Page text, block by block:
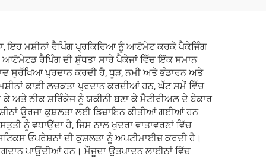
ਇਹ ਮਸ਼ੀਨਾਂ ਰੈਪਿੰਗ ਪ੍ਰਕਿਰਿਆ ਨੂੰ ਆਟੋਮੇਟ ਕਰਕੇ ਪੈਕੇਜਿੰਗ
ਰੈਪਿੰਗ ਦੀ ਸ਼ੁੱਧਤਾ ਸਾਰੇ ਪੈਕੇਜਾਂ ਵਿੱਚ ਇੱਕ ਸਮਾਨ
ਸੁਰੱਖਿਆ ਪ੍ਰਦਾਨ ਕਰਦੀ ਹੈ, ਧੂੜ, ਨਮੀ ਅਤੇ ਭੰਡਾਰਨ ਅਤੇ
ਕਾਫ਼ੀ ਲਚਕਤਾ ਪ੍ਰਦਾਨ ਕਰਦੀਆਂ ਹਨ, ਘੱਟ ਸਮੇਂ ਵਿੱਚ
ਠੀਕ ਸ਼ਰਿੰਕੇਜ ਨੂੰ ਯਕੀਨੀ ਬਣਾ ਕੇ ਮੈਟੀਰੀਅਲ ਦੇ ਬੇਕਾਰ
ਊਰਜਾ ਕੁਸ਼ਲਤਾ ਲਈ ਡਿਜ਼ਾਇਨ ਕੀਤੀਆਂ ਗਈਆਂ ਹਨ
ਨੂੰ ਵਧਾਉਂਦਾ ਹੈ, ਜਿਸ ਨਾਲ ਖੁਦਰਾ ਵਾਤਾਵਰਣਾਂ ਵਿੱਚ
ਓਪਰੇਸ਼ਨਾਂ ਦੀ ਕੁਸ਼ਲਤਾ ਨੂੰ ਅਪਟੀਮਾਈਜ਼ ਕਰਦੀ ਹੈ।
ਪਾਉਂਦੀਆਂ ਹਨ। ਮੌਜੂਦਾ ਉਤਪਾਦਨ ਲਾਈਨਾਂ ਵਿੱਚ